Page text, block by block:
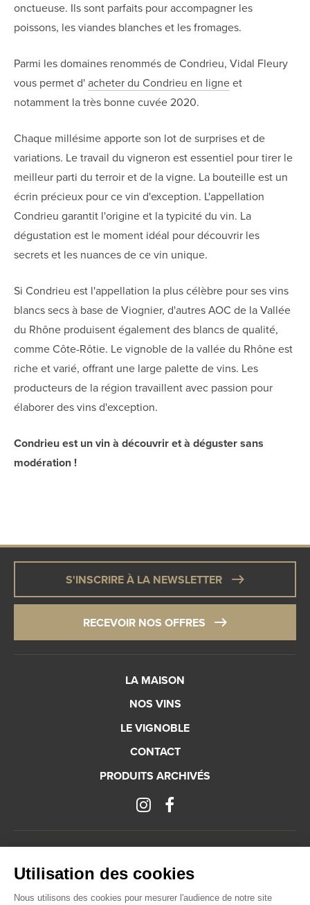
onctueuse. Ils sont parfaits pour accompagner les
poissons, les viandes blanches et les fromages.
Parmi les domaines renommés de Condrieu, Vidal Fleury
vous permet d' acheter du Condrieu en ligne et
notamment la très bonne cuvée 2020.
Chaque millésime apporte son lot de surprises et de
variations. Le travail du vigneron est essentiel pour tirer le
meilleur parti du terroir et de la vigne. La bouteille est un
écrin précieux pour ce vin d'exception. L'appellation
Condrieu garantit l'origine et la typicité du vin. La
dégustation est le moment idéal pour découvrir les
secrets et les nuances de ce vin unique.
Si Condrieu est l'appellation la plus célèbre pour ses vins
blancs secs à base de Viognier, d'autres AOC de la Vallée
du Rhône produisent également des blancs de qualité,
comme Côte-Rôtie. Le vignoble de la vallée du Rhône est
riche et varié, offrant une large palette de vins. Les
producteurs de la région travaillent avec passion pour
élaborer des vins d'exception.
Condrieu est un vin à découvrir et à déguster sans
modération !
S'INSCRIRE À LA NEWSLETTER
RECEVOIR NOS OFFRES
LA MAISON
NOS VINS
LE VIGNOBLE
CONTACT
PRODUITS ARCHIVÉS
L’abus d’alcool est dangereux pour la santé, à consommer avec modération.
Utilisation des cookies
Nous utilisons des cookies pour mesurer l'audience de notre site